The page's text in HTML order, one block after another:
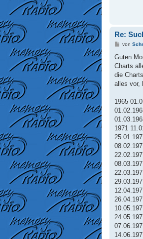
Re:
B
i
r
a
von
Guten
Charts
die
alles vor,
1965
1971